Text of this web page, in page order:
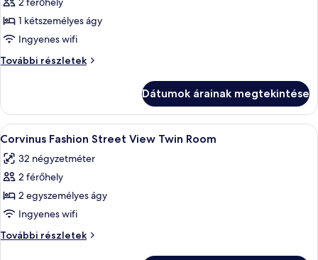
összes
képének
megtekintése:
Corvinus
Fashion
View
Room
1 kétszemélyes ágy
Ingyenes wifi
További részletek
Corvinus
Room
további
részletei
Dátumok árainak megtekintése
A
következő
szoba
összes
képének
megtekintése:
Corvinus
Fashion
Egy szállodai szoba, amelyben
5
Corvinus Fashion Street View Twin Room
32 négyzetméter
2 férőhely
2 egyszemélyes ágy
Ingyenes wifi
További részletek
Corvinus